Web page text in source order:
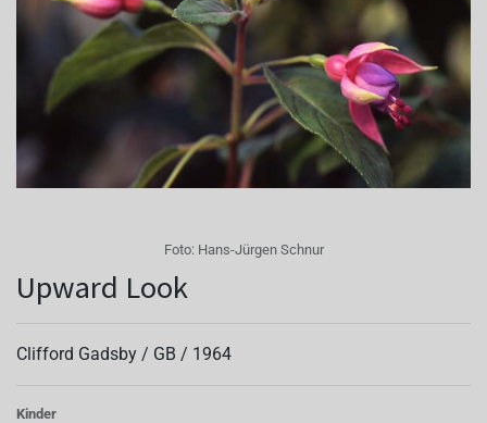
Foto: Hans-Jürgen Schnur
Upward Look
Clifford Gadsby / GB / 1964
Kinder